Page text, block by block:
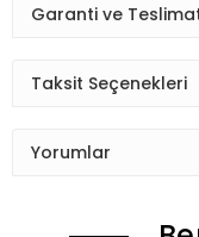
Garanti ve
Taksit Seçenekleri
Yorumlar